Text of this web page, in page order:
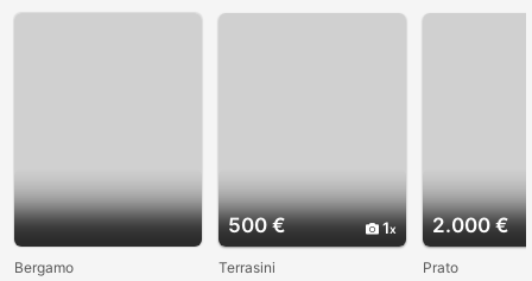
Bergamo
500 € 1
Terrasini
2.000 €
Prato